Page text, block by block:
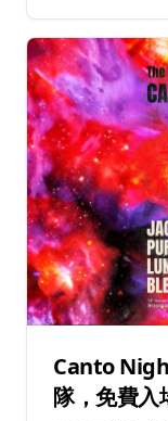
Live」係西九
本地獨立音樂
台。演出風格
同朋友一齊出嚟嘅最佳
位置，喺維港海
期：2026年7
8:30 📍 西九
🎟 免費入場 —
Canto
隊，免費入